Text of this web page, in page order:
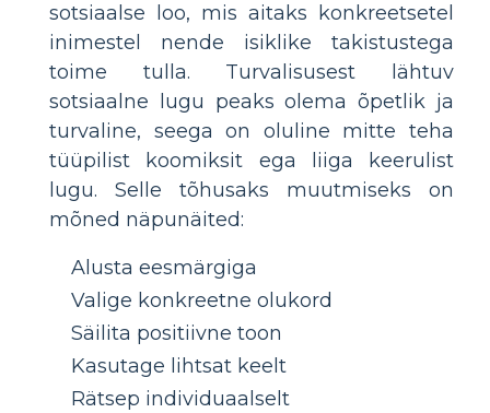
sotsiaalse loo, mis aitaks konkreetsetel
inimestel nende isiklike takistustega
toime tulla. Turvalisusest lähtuv
sotsiaalne lugu peaks olema õpetlik ja
turvaline, seega on oluline mitte teha
tüüpilist koomiksit ega liiga keerulist
lugu. Selle tõhusaks muutmiseks on
mõned näpunäited:
Alusta eesmärgiga
Valige konkreetne olukord
Säilita positiivne toon
Kasutage lihtsat keelt
Rätsep individuaalselt